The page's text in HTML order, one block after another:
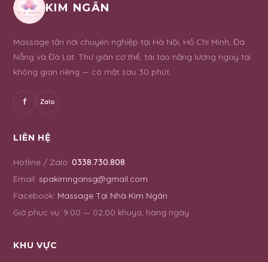
KIM NGÂN
Massage tận nơi chuyên nghiệp tại Hà Nội, Hồ Chí Minh, Đà
Nẵng và Đà Lạt. Thư giãn cơ thể, tái tạo năng lượng ngay tại
không gian riêng — có mặt sau 30 phút.
f Zalo
LIÊN HỆ
Hotline / Zalo: 0338.730.808
Email: spakimngansg@gmail.com
Facebook: Massage Tại Nhà Kim Ngân
Giờ phục vụ: 9:00 — 02:00 khuya, hàng ngày
KHU VỰC